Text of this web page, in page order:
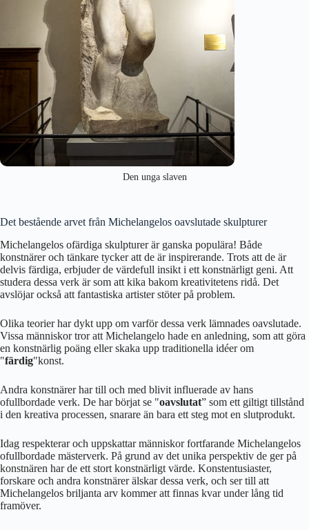
Den unga slaven
Det bestående arvet från Michelangelos oavslutade skulpturer
Michelangelos ofärdiga skulpturer är ganska populära! Både
konstnärer och tänkare tycker att de är inspirerande. Trots att de är
delvis färdiga, erbjuder de värdefull insikt i ett konstnärligt geni. Att
studera dessa verk är som att kika bakom kreativitetens ridå. Det
avslöjar också att fantastiska artister stöter på problem.
Olika teorier har dykt upp om varför dessa verk lämnades oavslutade.
Vissa människor tror att Michelangelo hade en anledning, som att göra
en konstnärlig poäng eller skaka upp traditionella idéer om
"färdig"konst.
Andra konstnärer har till och med blivit influerade av hans
ofullbordade verk. De har börjat se "oavslutat” som ett giltigt tillstånd
i den kreativa processen, snarare än bara ett steg mot en slutprodukt.
Idag respekterar och uppskattar människor fortfarande Michelangelos
ofullbordade mästerverk. På grund av det unika perspektiv de ger på
konstnären har de ett stort konstnärligt värde. Konstentusiaster,
forskare och andra konstnärer älskar dessa verk, och ser till att
Michelangelos briljanta arv kommer att finnas kvar under lång tid
framöver.